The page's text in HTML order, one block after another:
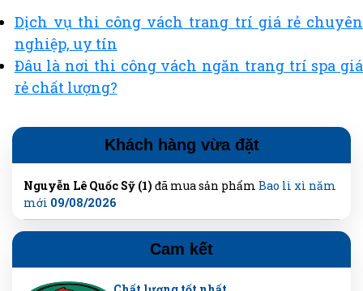
Dịch vụ thi công vách trang trí giá rẻ chuyên
nghiệp, uy tín
Đâu là nơi thi công vách ngăn trang trí spa giá
rẻ chất lượng?
Khách hàng vừa đặt
Nguyễn Lê Quốc Sỹ (1) đã mua sản phẩm Bao lì xì năm
mới 09/08/2026
Cam kết